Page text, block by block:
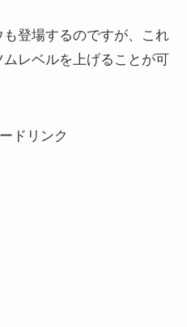
登場するのですが、これ
レベルを上げることが可
ドリンク